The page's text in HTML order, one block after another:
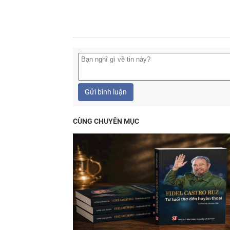
Gửi bình luận
CÙNG CHUYÊN MỤC